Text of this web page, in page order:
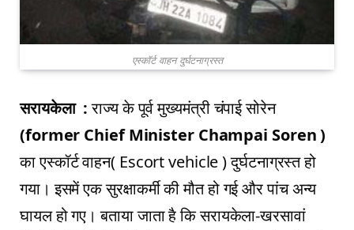
एस्कॉर्ट वाहन दुर्घटनाग्रस्त
सरायकेला :राज्य के पूर्व मुख्यमंत्री चंपाई सोरेन
(former Chief Minister Champai Soren)
का एस्कॉर्ट वाहन( Escort vehicle ) दुर्घटनाग्रस्त हो
गया। इसमें एक सुरक्षाकर्मी की मौत हो गई और पांच अन्य
घायल हो गए। बताया जाता है कि सरायकेला-खरसावां